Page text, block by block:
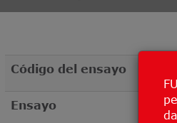
Código del ensayo
Ensayo